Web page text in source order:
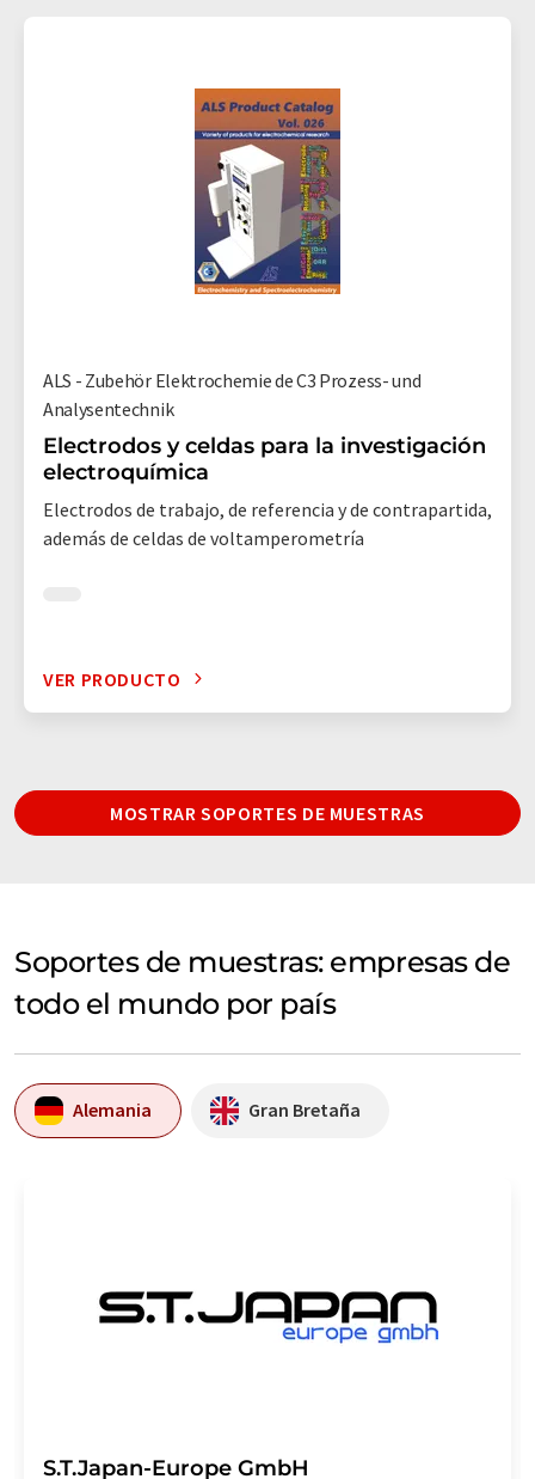
ALS - Zubehör Elektrochemie de C3 Prozess- und
Analysentechnik
Electrodos y celdas para la investigación
electroquímica
Electrodos de trabajo, de referencia y de contrapartida,
además de celdas de voltamperometría
VER PRODUCTO
MOSTRAR SOPORTES DE MUESTRAS
Soportes de muestras: empresas de
todo el mundo por país
Alemania Gran Bretaña
S.T.Japan-Europe GmbH